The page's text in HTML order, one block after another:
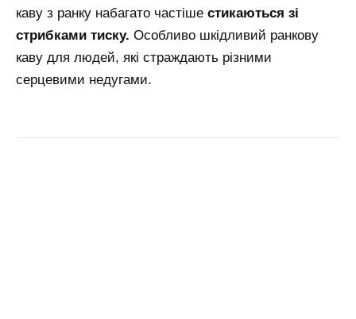
каву з ранку набагато частіше стикаються зі
стрибками тиску. Особливо шкідливий ранкову
каву для людей, які страждають різними
серцевими недугами.